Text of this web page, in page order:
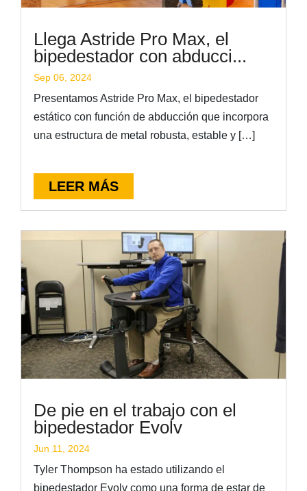
Llega Astride Pro Max, el
bipedestador con abducci...
Sep 06, 2024
Presentamos Astride Pro Max, el bipedestador
estático con función de abducción que incorpora
una estructura de metal robusta, estable y […]
LEER MÁS
De pie en el trabajo con el
bipedestador Evolv
Jun 11, 2024
Tyler Thompson ha estado utilizando el
bipedestador Evolv como una forma de estar de